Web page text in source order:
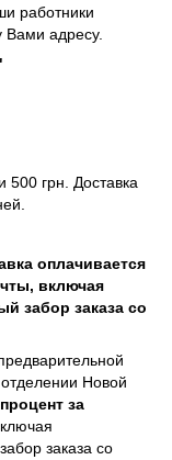
работники
Вами адресу.
500 грн. Доставка
оплачивается
включая
забор заказа со
Новой
за
заказа со